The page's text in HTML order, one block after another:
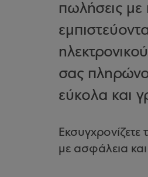
πωλήσεις
σας
εύκολα και
Εκσυγχρονίζετε
με ασφάλεια